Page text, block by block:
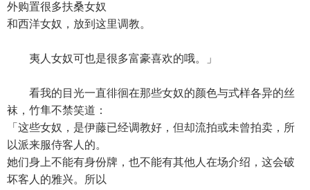
外购置很多扶桑女奴
和西洋女奴，放到这里调教。
夷人女奴可也是很多富豪喜欢的哦。」
看我的目光一直徘徊在那些女奴的颜色与式样各异的丝
袜，竹隼不禁笑道：
「这些女奴，是伊藤已经调教好，但却流拍或未曾拍卖，所
以派来服侍客人的。
她们身上不能有身份牌，也不能有其他人在场介绍，这会破
坏客人的雅兴。所以